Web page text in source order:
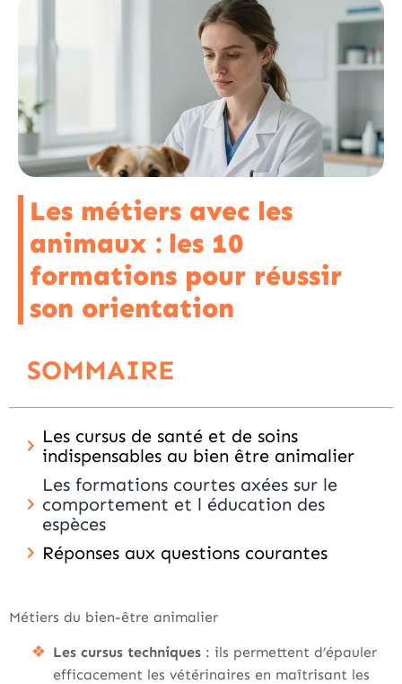
Les métiers avec les
animaux : les 10
formations pour réussir
son orientation
SOMMAIRE
Les cursus de santé et de soins
indispensables au bien être animalier
Les formations courtes axées sur le
comportement et l éducation des
espèces
Réponses aux questions courantes
Métiers du bien-être animalier
Les cursus techniques : ils permettent d’épauler
efficacement les vétérinaires en maîtrisant les